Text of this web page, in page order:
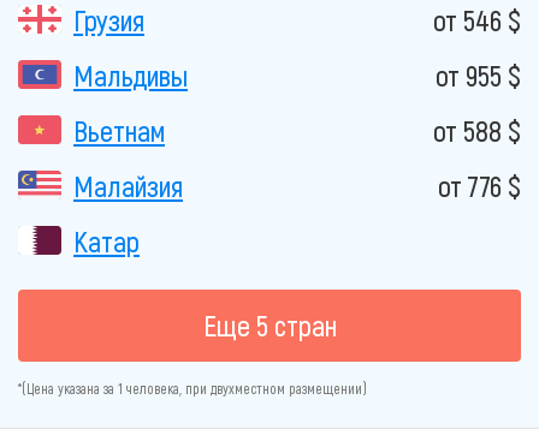
Грузия
от 546 $
Мальдивы
от 955 $
Вьетнам
от 588 $
Малайзия
от 776 $
Катар
Еще 5 стран
*(Цена указана за 1 человека, при двухместном размещении)